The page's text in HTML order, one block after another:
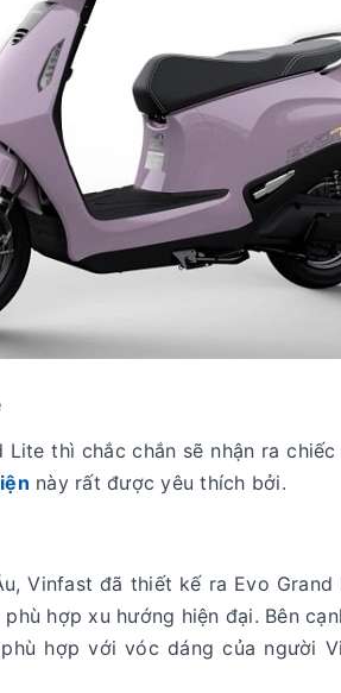
thì chắc chắn sẽ nhận ra
này rất được yêu thích bởi.
Vinfast đã thiết kế ra Evo
hợp xu hướng hiện đại. Bên
hợp với vóc dáng của người